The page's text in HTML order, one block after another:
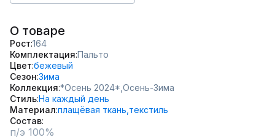
О товаре
Рост 164
Комплектация Пальто
Цвет бежевый
Сезон Зима
Коллекция *Осень 2024*, Осень-Зима
СтильНа каждый день
Материал плащёвая ткань, текстиль
Состав